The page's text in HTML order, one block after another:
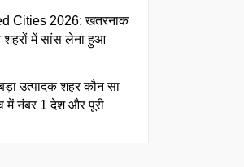
Cities 2026: खतरनाक
शहरों में सांस लेना हुआ
उत्पादक शहर कौन सा
में नंबर 1 देश और पूरी